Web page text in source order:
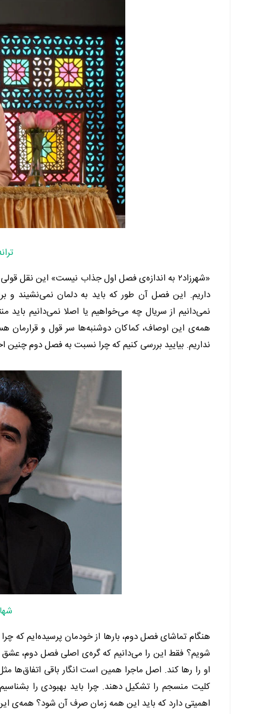
«شهرزاد۲ به اندازه‌ی فصل اول جذاب نیست» این
داریم. این فصل آن طور که باید به دلمان نمی‌نشیند
نمی‌دانیم از سریال چه می‌خواهیم یا اصلا نمی‌دانیم باید
همه‌ی این اوصاف، کماکان دوشنبه‌ها سر قول و
نداریم. بیایید بررسی کنیم که چرا نسبت به فصل دوم چنین
هنگام تماشای فصل دوم، بارها از خودمان پرسیده‌ایم که
شویم؟ فقط این را می‌دانیم که گره‌ی اصلی فصل دوم،
او را رها کند. اصل ماجرا همین است انگار باقی
کلیت منسجم را تشکیل دهند. چرا باید بهبودی را
اهمیتی دارد که باید این همه زمان صرف آن شود؟ همه‌ی